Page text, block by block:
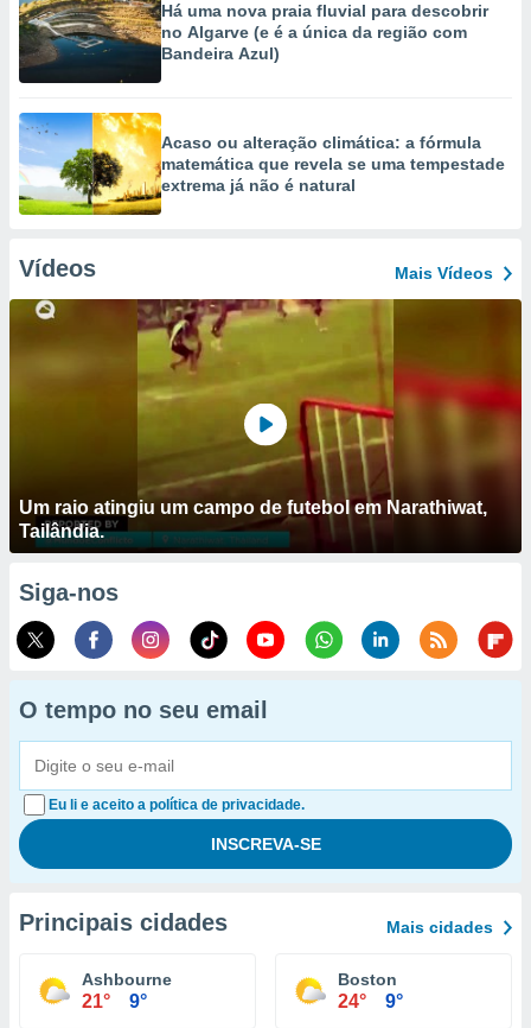
Há uma nova praia fluvial para descobrir
no Algarve (e é a única da região com
Bandeira Azul)
Acaso ou alteração climática: a fórmula
matemática que revela se uma tempestade
extrema já não é natural
Vídeos Mais Vídeos
Um raio atingiu um campo de futebol em Narathiwat,
Tailândia.
Siga-nos
O tempo no seu email
Eu li e aceito a política de privacidade.
Principais cidades Mais cidades
Ashbourne
21° 9°
Boston
24° 9°